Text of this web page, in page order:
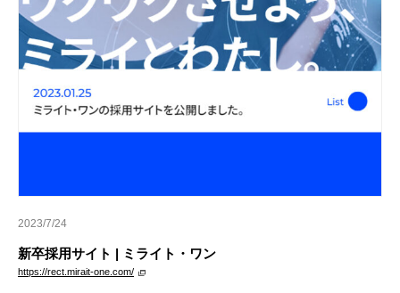
2023/7/24
新卒採用サイト | ミライト・ワン
https://rect.mirait-one.com/